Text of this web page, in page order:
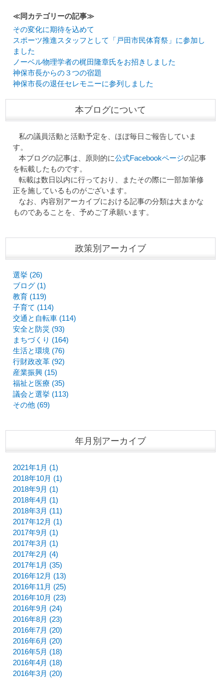
≪同カテゴリーの記事≫
その変化に期待を込めて
スポーツ推進スタッフとして「戸田市民体育祭」に参加し
ました
ノーベル物理学者の梶田隆章氏をお招きしました
神保市長からの３つの宿題
神保市長の退任セレモニーに参列しました
本ブログについて
私の議員活動と活動予定を、ほぼ毎日ご報告していま
す。
本ブログの記事は、原則的に公式Facebookページの記事
を転載したものです。
転載は数日以内に行っており、またその際に一部加筆修
正を施しているものがございます。
なお、内容別アーカイブにおける記事の分類は大まかな
ものであることを、予めご了承願います。
政策別アーカイブ
選挙 (26)
ブログ (1)
教育 (119)
子育て (114)
交通と自転車 (114)
安全と防災 (93)
まちづくり (164)
生活と環境 (76)
行財政改革 (92)
産業振興 (15)
福祉と医療 (35)
議会と選挙 (113)
その他 (69)
年月別アーカイブ
2021年1月 (1)
2018年10月 (1)
2018年9月 (1)
2018年4月 (1)
2018年3月 (11)
2017年12月 (1)
2017年9月 (1)
2017年3月 (1)
2017年2月 (4)
2017年1月 (35)
2016年12月 (13)
2016年11月 (25)
2016年10月 (23)
2016年9月 (24)
2016年8月 (23)
2016年7月 (20)
2016年6月 (20)
2016年5月 (18)
2016年4月 (18)
2016年3月 (20)